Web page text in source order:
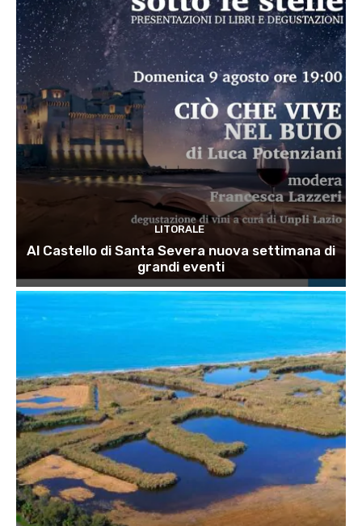
LITORALE
Al Castello di Santa Severa nuova settimana di
grandi eventi